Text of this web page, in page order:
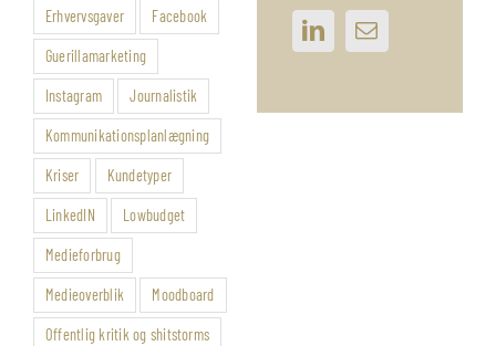
Erhvervsgaver Facebook
Guerillamarketing
Instagram Journalistik
Kommunikationsplanlægning
Kriser Kundetyper
LinkedIN Lowbudget
Medieforbrug
Medieoverblik Moodboard
Offentlig kritik og shitstorms